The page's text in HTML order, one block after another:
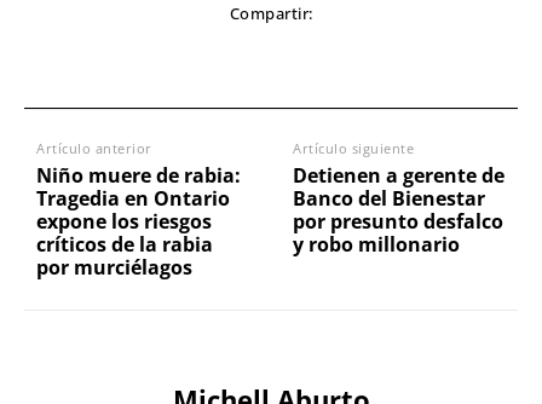
Compartir:
Artículo anterior
Niño muere de rabia:
Tragedia en Ontario
expone los riesgos
críticos de la rabia
por murciélagos
Artículo siguiente
Detienen a gerente de
Banco del Bienestar
por presunto desfalco
y robo millonario